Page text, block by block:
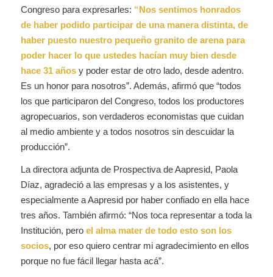
Congreso para expresarles: “Nos sentimos honrados
de haber podido participar de una manera distinta, de
haber puesto nuestro pequeño granito de arena para
poder hacer lo que ustedes hacían muy bien desde
hace 31 añosy poder estar de otro lado, desde adentro.
Es un honor para nosotros”. Además, afirmó que “todos
los que participaron del Congreso, todos los productores
agropecuarios, son verdaderos economistas que cuidan
al medio ambiente y a todos nosotros sin descuidar la
producción”.
La directora adjunta de Prospectiva de Aapresid, Paola
Díaz, agradeció a las empresas y a los asistentes, y
especialmente a Aapresid por haber confiado en ella hace
tres años. También afirmó: “Nos toca representar a toda la
Institución, pero el alma mater de todo esto son los
socios, por eso quiero centrar mi agradecimiento en ellos
porque no fue fácil llegar hasta acá”.